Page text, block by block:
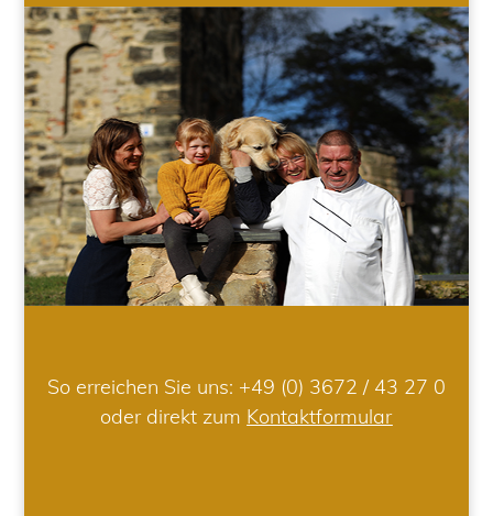
So erreichen Sie uns: +49 (0) 3672 / 43 27 0
oder direkt zum Kontaktformular